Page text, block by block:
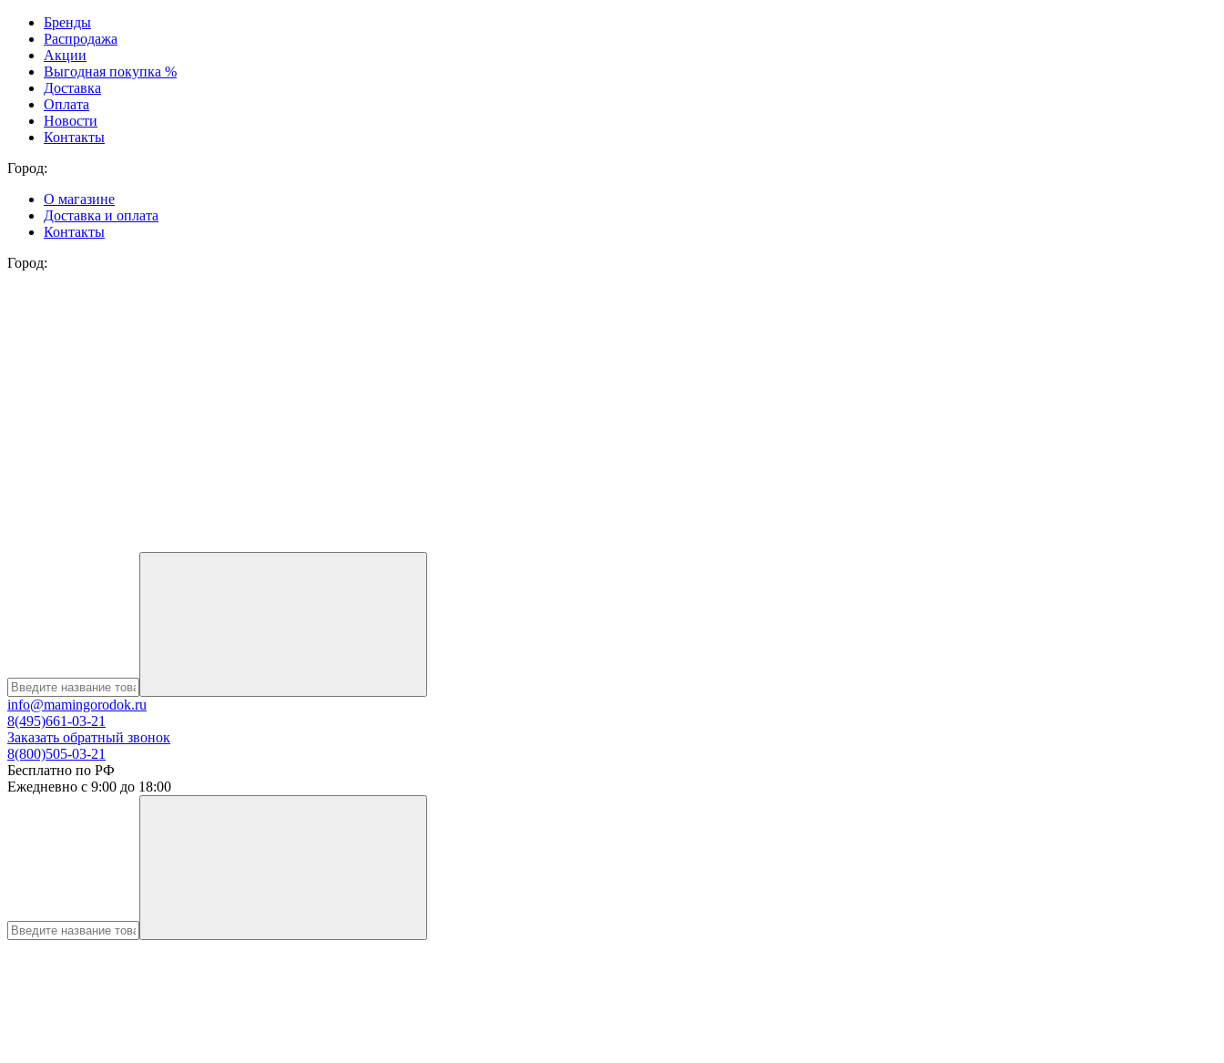
Бренды
Распродажа
Акции
Выгодная покупка %
Доставка
Оплата
Новости
Контакты
Город:
О магазине
Доставка и оплата
Контакты
Город:
info@mamingorodok.ru
8(495)661-03-21
Заказать обратный звонок
8(800)505-03-21
Бесплатно по РФ
Ежедневно с 9:00 до 18:00